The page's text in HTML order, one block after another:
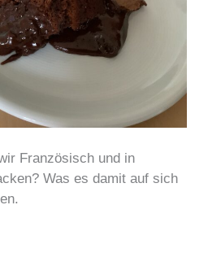
Französisch und in
Was es damit auf sich